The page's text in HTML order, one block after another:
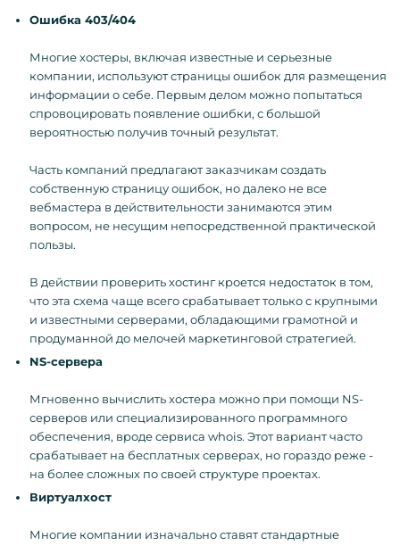
Ошибка 403/404
Многие хостеры, включая известные и серьезные
компании, используют страницы ошибок для размещения
информации о себе. Первым делом можно попытаться
спровоцировать появление ошибки, с большой
вероятностью получив точный результат.
Часть компаний предлагают заказчикам создать
собственную страницу ошибок, но далеко не все
вебмастера в действительности занимаются этим
вопросом, не несущим непосредственной практической
пользы.
В действии проверить хостинг кроется недостаток в том,
что эта схема чаще всего срабатывает только с крупными
и известными серверами, обладающими грамотной и
продуманной до мелочей маркетинговой стратегией.
NS-сервера
Мгновенно вычислить хостера можно при помощи NS-
серверов или специализированного программного
обеспечения, вроде сервиса whois. Этот вариант часто
срабатывает на бесплатных серверах, но гораздо реже -
на более сложных по своей структуре проектах.
Виртуалхост
Многие компании изначально ставят стандартные